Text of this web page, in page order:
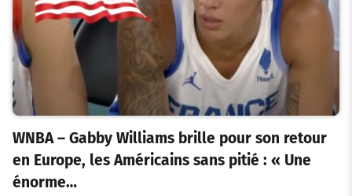
WNBA – Gabby Williams brille pour son retour
en Europe, les Américains sans pitié : « Une
énorme…